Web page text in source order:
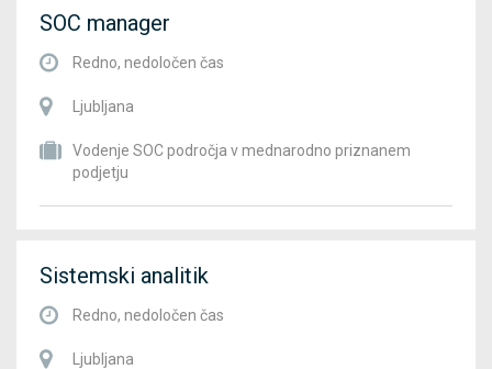
SOC manager
Redno, nedoločen čas
Ljubljana
Vodenje SOC področja v mednarodno priznanem
podjetju
Sistemski analitik
Redno, nedoločen čas
Ljubljana